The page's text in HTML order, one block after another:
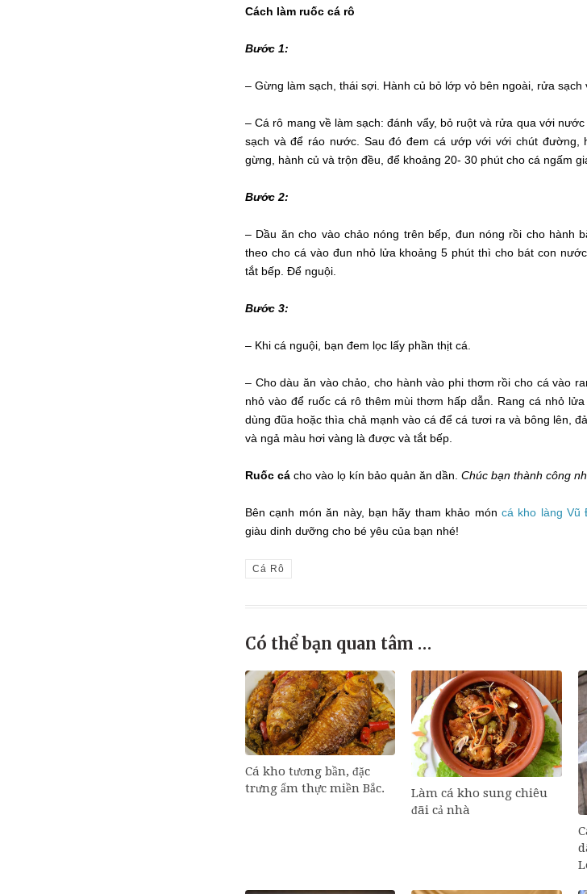
Cách làm ruốc cá rô
Bước 1:
– Gừng làm sạch, thái sợi. Hành củ bỏ lớp vỏ bên ngoài, rửa sạch
– Cá rô mang về làm sạch: đánh vẩy, bỏ ruột và rửa qua với
sạch và để ráo nước. Sau đó đem cá ướp với với chút đường,
gừng, hành củ và trộn đều, để khoảng 20- 30 phút cho cá ngấm
Bước 2:
– Dầu ăn cho vào chảo nóng trên bếp, đun nóng rồi cho hành
theo cho cá vào đun nhỏ lửa khoảng 5 phút thì cho bát con
tắt bếp. Để nguội.
Bước 3:
– Khi cá nguội, bạn đem lọc lấy phần thịt cá.
– Cho dàu ăn vào chảo, cho hành vào phi thơm rồi cho cá vào
nhỏ vào để ruốc cá rô thêm mùi thơm hấp dẫn. Rang cá nhỏ
dùng đũa hoặc thìa chả mạnh vào cá để cá tươi ra và bông lên,
và ngả màu hơi vàng là được và tắt bếp.
Ruốc cá cho vào lọ kín bảo quản ăn dần. Chúc bạn thành công
Bên cạnh món ăn này, bạn hãy tham khảo món cá kho làng Vũ
giàu dinh dưỡng cho bé yêu của bạn nhé!
Cá Rô
Có thể bạn quan tâm …
Cá kho tương bần, đặc
trưng ẩm thực miền Bắc.
Làm cá kho sung chiêu
đãi cả nhà